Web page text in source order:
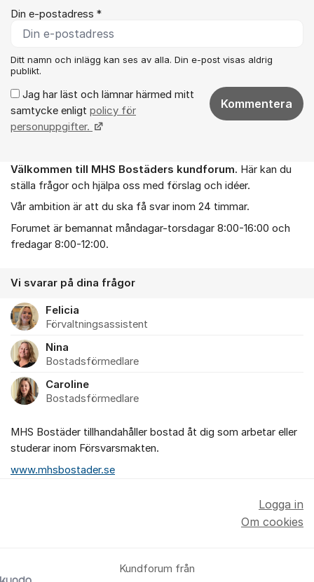
Din e-postadress *
Ditt namn och inlägg kan ses av alla. Din e-post visas aldrig
publikt.
Jag har läst och lämnar härmed mitt
samtycke enligt policy för
personuppgifter.
Kommentera
Om forumet
Välkommen till MHS Bostäders kundforum. Här kan du
ställa frågor och hjälpa oss med förslag och idéer.
Vår ambition är att du ska få svar inom 24 timmar.
Forumet är bemannat måndagar-torsdagar 8:00-16:00 och
fredagar 8:00-12:00.
Vi svarar på dina frågor
Felicia
Förvaltningsassistent
Nina
Bostadsförmedlare
Caroline
Bostadsförmedlare
MHS Bostäder tillhandahåller bostad åt dig som arbetar eller
studerar inom Försvarsmakten.
www.mhsbostader.se
Kundforum från
Logga in
Om cookies